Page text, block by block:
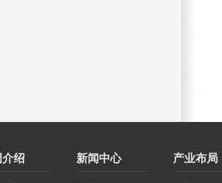
介绍 新闻中心 产业布局